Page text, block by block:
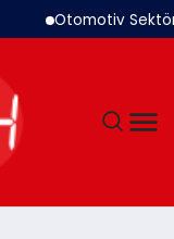
Otomotiv Sektörü